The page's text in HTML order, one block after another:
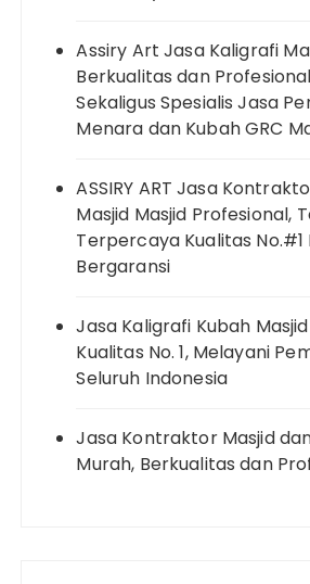
Assiry Art Jasa Kaligrafi
Berkualitas dan
Sekaligus Spesialis Jasa
Menara dan Kubah GRC
ASSIRY ART Jasa
Masjid Masjid Profesional,
Terpercaya Kualitas No.#1
Bergaransi
Jasa Kaligrafi Kubah
Kualitas No. 1, Melayani
Seluruh Indonesia
Jasa Kontraktor Masjid
Murah, Berkualitas dan